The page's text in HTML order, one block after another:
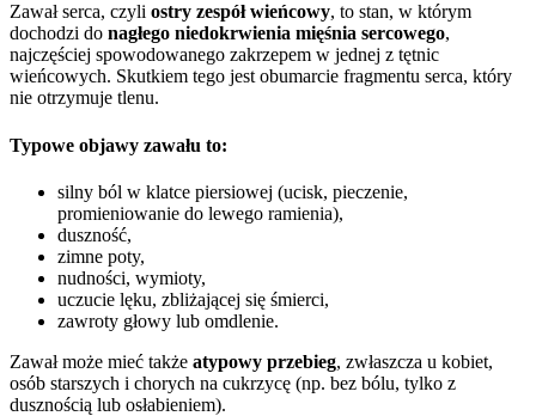
Zawał serca, czyli ostry zespół wieńcowy, to stan, w którym
dochodzi do nagłego niedokrwienia mięśnia sercowego,
najczęściej spowodowanego zakrzepem w jednej z tętnic
wieńcowych. Skutkiem tego jest obumarcie fragmentu serca, który
nie otrzymuje tlenu.
Typowe objawy zawału to:
silny ból w klatce piersiowej (ucisk, pieczenie,
promieniowanie do lewego ramienia),
duszność,
zimne poty,
nudności, wymioty,
uczucie lęku, zbliżającej się śmierci,
zawroty głowy lub omdlenie.
Zawał może mieć także atypowy przebieg, zwłaszcza u kobiet,
osób starszych i chorych na cukrzycę (np. bez bólu, tylko z
dusznością lub osłabieniem).